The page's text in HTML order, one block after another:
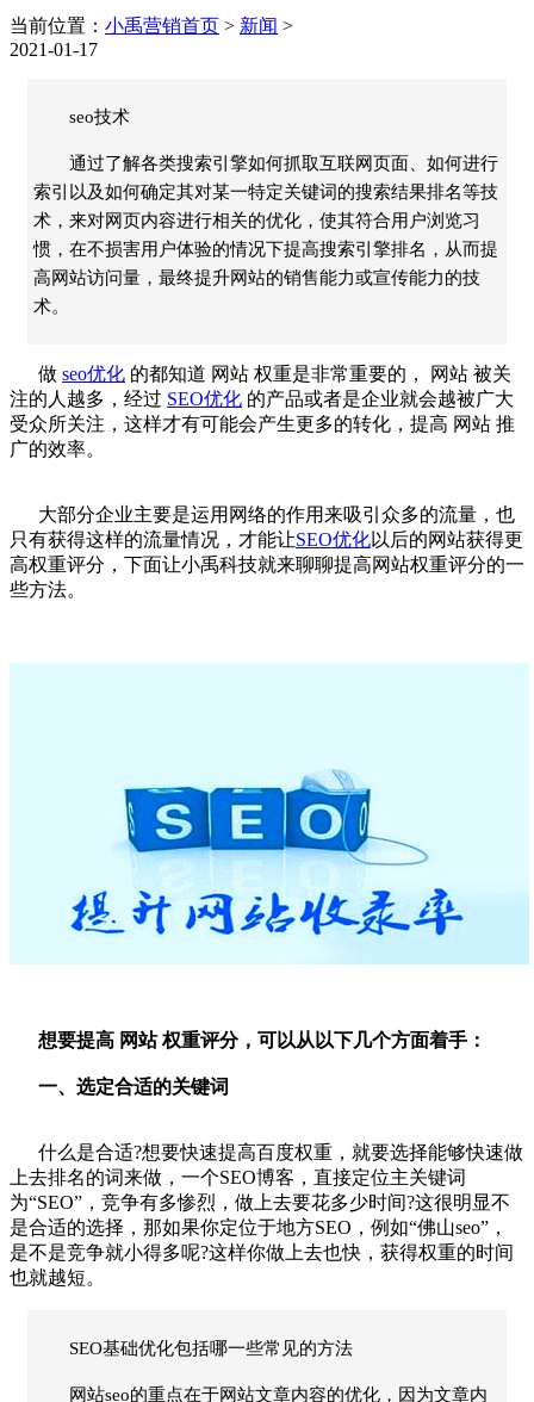
当前位置： 小禹营销首页 > 新闻 >
2021-01-17
seo技术
通过了解各类搜索引擎如何抓取互联网页面、如何进行
索引以及如何确定其对某一特定关键词的搜索结果排名等技
术，来对网页内容进行相关的优化，使其符合用户浏览习
惯，在不损害用户体验的情况下提高搜索引擎排名，从而提
高网站访问量，最终提升网站的销售能力或宣传能力的技
术。
做 seo优化 的都知道 网站 权重是非常重要的， 网站 被关
注的人越多，经过 SEO优化 的产品或者是企业就会越被广大
受众所关注，这样才有可能会产生更多的转化，提高 网站 推
广的效率。
大部分企业主要是运用网络的作用来吸引众多的流量，也
只有获得这样的流量情况，才能让SEO优化以后的网站获得更
高权重评分，下面让小禹科技就来聊聊提高网站权重评分的一
些方法。
想要提高 网站 权重评分，可以从以下几个方面着手：
一、选定合适的关键词
什么是合适?想要快速提高百度权重，就要选择能够快速做
上去排名的词来做，一个SEO博客，直接定位主关键词
为“SEO”，竞争有多惨烈，做上去要花多少时间?这很明显不
是合适的选择，那如果你定位于地方SEO， 例如“佛山seo”，
是不是竞争就小得多呢?这样你做上去也快，获得权重的时间
也就越短。
SEO基础优化包括哪一些常见的方法
网站seo的重点在于网站文章内容的优化，因为文章内